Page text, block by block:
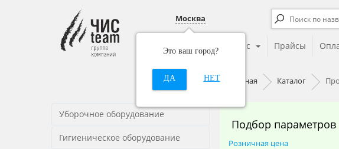
Москва
Это ваш город?
ДА НЕТ
О нас Прайсы
Главная Каталог
Уборочное оборудование
Гигиеническое оборудование
Подбор параметров
Розничная цена